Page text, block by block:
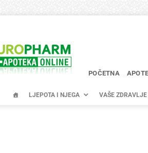
POČETNA
LJEPOTA I NJEGA VAŠE ZDRAVLJE